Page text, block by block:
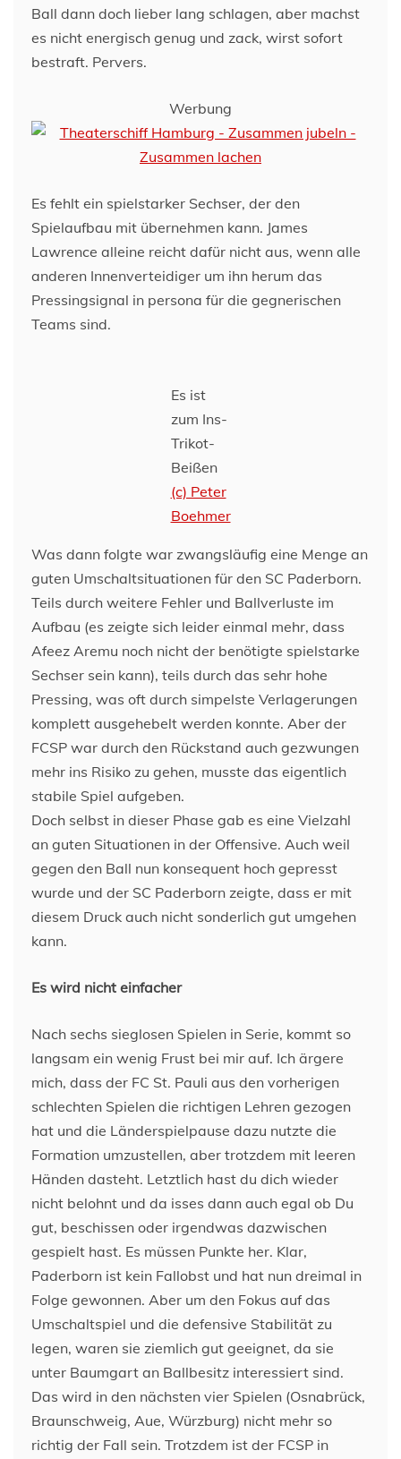
Ball dann doch lieber lang schlagen, aber machst
es nicht energisch genug und zack, wirst sofort
bestraft. Pervers.
Werbung
Es fehlt ein spielstarker Sechser, der den
Spielaufbau mit übernehmen kann. James
Lawrence alleine reicht dafür nicht aus, wenn alle
anderen Innenverteidiger um ihn herum das
Pressingsignal in persona für die gegnerischen
Teams sind.
Es ist
zum Ins-
Trikot-
Beißen
(c) Peter
Boehmer
Was dann folgte war zwangsläufig eine Menge an
guten Umschaltsituationen für den SC Paderborn.
Teils durch weitere Fehler und Ballverluste im
Aufbau (es zeigte sich leider einmal mehr, dass
Afeez Aremu noch nicht der benötigte spielstarke
Sechser sein kann), teils durch das sehr hohe
Pressing, was oft durch simpelste Verlagerungen
komplett ausgehebelt werden konnte. Aber der
FCSP war durch den Rückstand auch gezwungen
mehr ins Risiko zu gehen, musste das eigentlich
stabile Spiel aufgeben.
Doch selbst in dieser Phase gab es eine Vielzahl
an guten Situationen in der Offensive. Auch weil
gegen den Ball nun konsequent hoch gepresst
wurde und der SC Paderborn zeigte, dass er mit
diesem Druck auch nicht sonderlich gut umgehen
kann.
Es wird nicht einfacher
Nach sechs sieglosen Spielen in Serie, kommt so
langsam ein wenig Frust bei mir auf. Ich ärgere
mich, dass der FC St. Pauli aus den vorherigen
schlechten Spielen die richtigen Lehren gezogen
hat und die Länderspielpause dazu nutzte die
Formation umzustellen, aber trotzdem mit leeren
Händen dasteht. Letztlich hast du dich wieder
nicht belohnt und da isses dann auch egal ob Du
gut, beschissen oder irgendwas dazwischen
gespielt hast. Es müssen Punkte her. Klar,
Paderborn ist kein Fallobst und hat nun dreimal in
Folge gewonnen. Aber um den Fokus auf das
Umschaltspiel und die defensive Stabilität zu
legen, waren sie ziemlich gut geeignet, da sie
unter Baumgart an Ballbesitz interessiert sind.
Das wird in den nächsten vier Spielen (Osnabrück,
Braunschweig, Aue, Würzburg) nicht mehr so
richtig der Fall sein. Trotzdem ist der FCSP in